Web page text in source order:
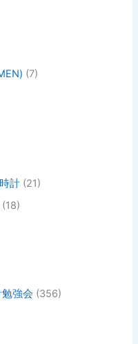
(7)
計 (21)
(18)
強会 (356)